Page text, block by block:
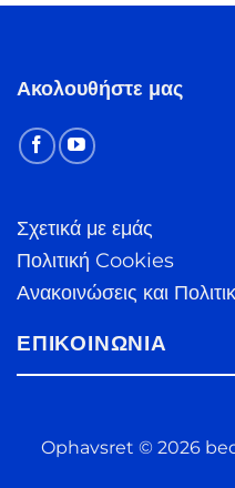
Ακολουθήστε μας
Σχετικά με εμάς
Πολιτική Cookies
Ανακοινώσεις και
ΕΠΙΚΟΙΝΩΝΊΑ
Ophavsret © 2026